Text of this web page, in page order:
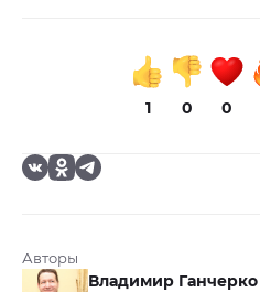
1 0 0
Авторы
Владимир Ганчерко